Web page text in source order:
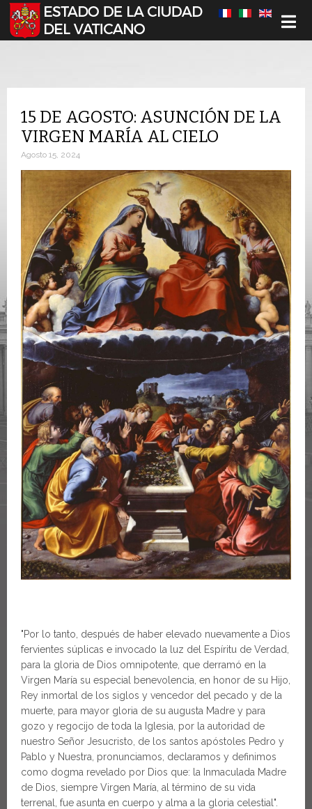
Seleccione su idioma
15 DE AGOSTO: ASUNCIÓN DE LA
VIRGEN MARÍA AL CIELO
Agosto 15, 2024
"Por lo tanto, después de haber elevado nuevamente a Dios
fervientes súplicas e invocado la luz del Espíritu de Verdad,
para la gloria de Dios omnipotente, que derramó en la
Virgen María su especial benevolencia, en honor de su Hijo,
Rey inmortal de los siglos y vencedor del pecado y de la
muerte, para mayor gloria de su augusta Madre y para
gozo y regocijo de toda la Iglesia, por la autoridad de
nuestro Señor Jesucristo, de los santos apóstoles Pedro y
Pablo y Nuestra, pronunciamos, declaramos y definimos
como dogma revelado por Dios que: la Inmaculada Madre
de Dios, siempre Virgen María, al término de su vida
terrenal, fue asunta en cuerpo y alma a la gloria celestial".